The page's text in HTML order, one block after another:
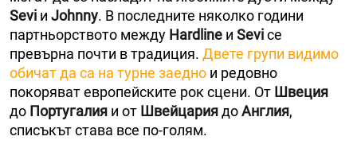
Sеvi и Johnny. В последните няколко години
партньорството между Hardline и Sеviсе
превърна почти в традиция. Двете групи видимо
обичат да са на турне заедно и редовно
покоряват европейските рок сцени. От Швеция
до Португалия и от ШвейцариядоАнглия,
списъкът става все по-голям.